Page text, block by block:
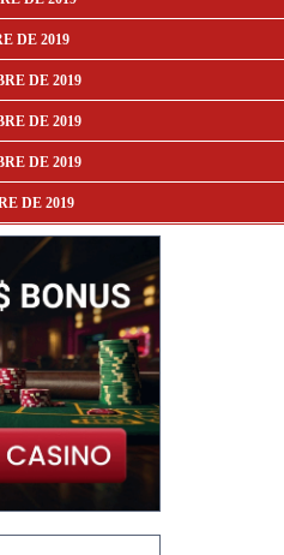
DE 2019
DE 2019
DE 2019
DE 2019
DE 2019